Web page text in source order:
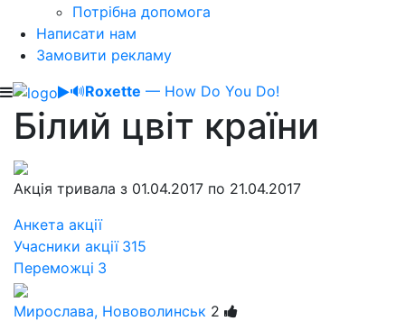
Потрібна допомога
Написати нам
Замовити рекламу
🔊Roxette — How Do You Do!
Білий цвіт країни
Акція тривала з 01.04.2017 по 21.04.2017
Анкета акції
Учасники акції 315
Переможці 3
Мирослава, Нововолинськ 2